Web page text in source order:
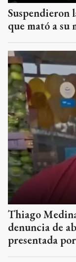
Suspendieron
que mató a su
Thiago
denuncia de
presentada